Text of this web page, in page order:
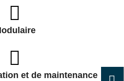
et de maintenance